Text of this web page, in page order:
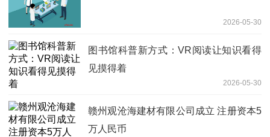
2026-05-30
图书馆科普新方式：VR阅读让知识看得
见摸得着
2026-05-30
赣州观沧海建材有限公司成立 注册资本5
万人民币